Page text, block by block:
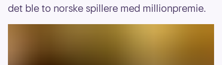
det ble to norske spillere med millionpremie.